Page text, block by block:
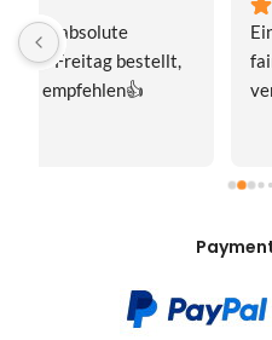
Eine wunderschöne
fairer
verpackt.Beste